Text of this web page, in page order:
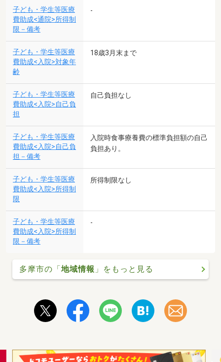
子ども・学生等医療
費助成<通院>所得制
限－備考
-
子ども・学生等医療
費助成<入院>対象年
齢
18歳3月末まで
子ども・学生等医療
費助成<入院>自己負
担
自己負担なし
子ども・学生等医療
費助成<入院>自己負
担－備考
入院時食事療養費の標準負担額の自己
負担あり。
子ども・学生等医療
費助成<入院>所得制
限
所得制限なし
子ども・学生等医療
費助成<入院>所得制
限－備考
-
多摩市の「 地域情報 」をもっと見る